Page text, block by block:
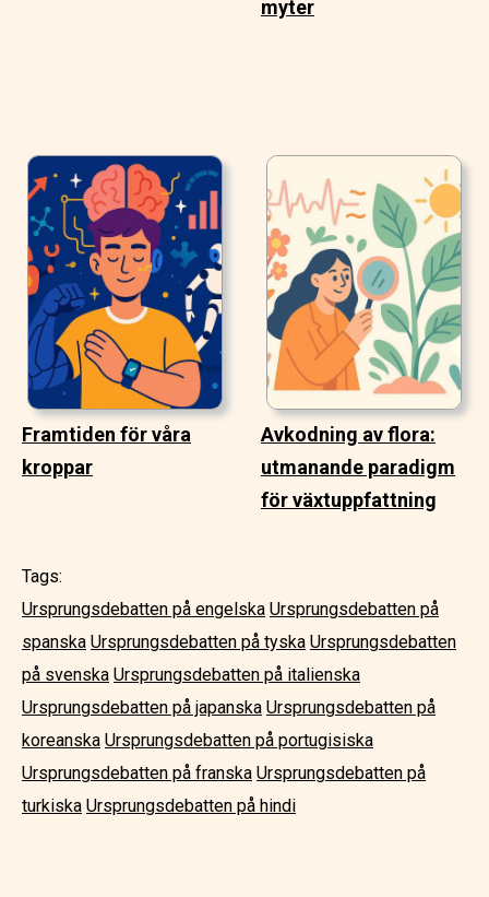
myter
Framtiden för våra
kroppar
Avkodning av flora:
utmanande paradigm
för växtuppfattning
Tags:
Ursprungsdebatten på engelska Ursprungsdebatten på
spanska Ursprungsdebatten på tyska Ursprungsdebatten
på svenska Ursprungsdebatten på italienska
Ursprungsdebatten på japanska Ursprungsdebatten på
koreanska Ursprungsdebatten på portugisiska
Ursprungsdebatten på franska Ursprungsdebatten på
turkiska Ursprungsdebatten på hindi